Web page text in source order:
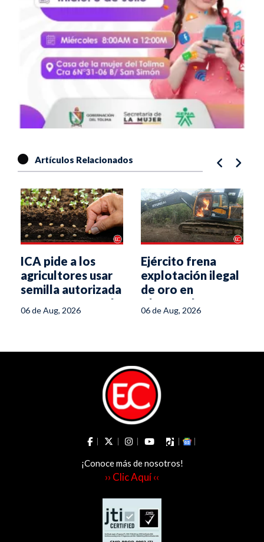
Artículos Relacionados
ICA pide a los
agricultores usar
semilla autorizada
para enfrentar el
fenómeno de El
06 de Aug, 2026
Ejército frena
explotación ilegal
de oro en
Chaparral
06 de Aug, 2026
¡Conoce más de nosotros!
›› Clic Aquí ‹‹